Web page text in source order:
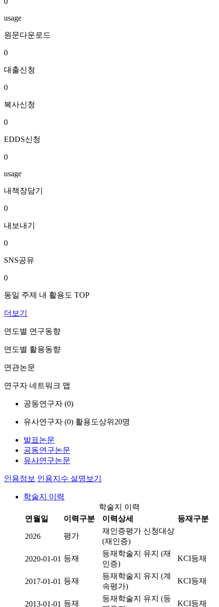
usage
원문다운로드
0
대출신청
0
복사신청
0
EDDS신청
0
usage
내책장담기
0
내보내기
0
SNS공유
0
동일 주제 내 활용도 TOP
더보기
연도별 연구동향
연도별 활용동향
연관논문
연구자 네트워크 맵
공동연구자 (0)
유사연구자 (0) 활용도상위20명
발표논문
공동연구논문
유사연구논문
인용정보 인용지수 설명보기
학술지 이력
학술지 이력
연월일
이력구분 이력상세 등재구분
2026 평가
재인증평가 신청대상
(재인증)
2020-01-01 등재
등재학술지 유지 (재
인증)
KCI등재
2017-01-01 등재
등재학술지 유지 (계
속평가)
KCI등재
2013-01-01 등재
등재학술지 유지 (등
KCI등재